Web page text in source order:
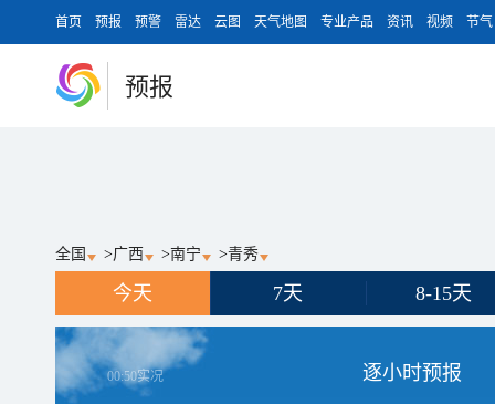
首页 预报 预警 雷达 云图 天气地图 专业产品 资讯 视频 节气
预报
全国 >广西 >南宁 >青秀
今天 7天 8-15天
00:50实况 逐小时预报